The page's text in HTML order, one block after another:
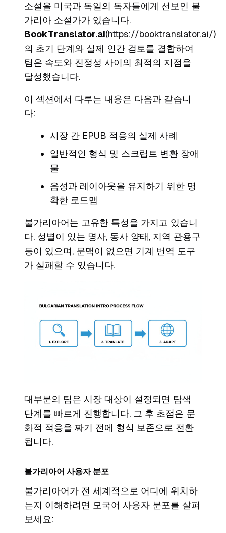
소설을 미국과 독일의 독자들에게 선보인 불
가리아 소설가가 있습니다.
BookTranslator.ai(https://booktranslator.ai/)
의 초기 단계와 실제 인간 검토를 결합하여
팀은 속도와 진정성 사이의 최적의 지점을
달성했습니다.
이 섹션에서 다루는 내용은 다음과 같습니
다:
시장 간 EPUB 적응의 실제 사례
일반적인 형식 및 스크립트 변환 장애
물
음성과 레이아웃을 유지하기 위한 명
확한 로드맵
불가리아어는 고유한 특성을 가지고 있습니
다. 성별이 있는 명사, 동사 양태, 지역 관용구
등이 있으며, 문맥이 없으면 기계 번역 도구
가 실패할 수 있습니다.
대부분의 팀은 시장 대상이 설정되면 탐색
단계를 빠르게 진행합니다. 그 후 초점은 문
화적 적응을 짜기 전에 형식 보존으로 전환
됩니다.
불가리아어 사용자 분포
불가리아어가 전 세계적으로 어디에 위치하
는지 이해하려면 모국어 사용자 분포를 살펴
보세요: